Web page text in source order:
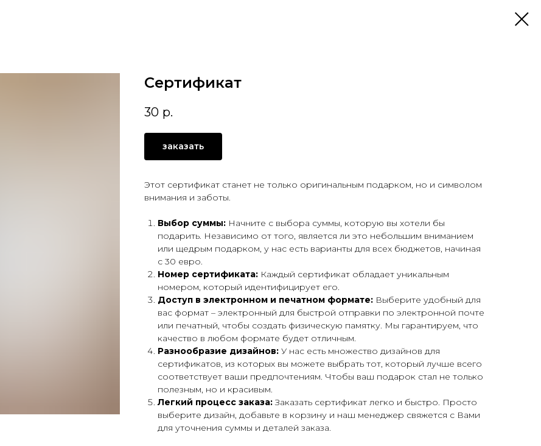
Сертификат
30 р.
заказать
Этот сертификат станет не только оригинальным подарком, но и символом
внимания и заботы.
Выбор суммы: Начните с выбора суммы, которую вы хотели бы
подарить. Независимо от того, является ли это небольшим вниманием
или щедрым подарком, у нас есть варианты для всех бюджетов, начиная
с 30 евро.
Номер сертификата: Каждый сертификат обладает уникальным
номером, который идентифицирует его.
Доступ в электронном и печатном формате: Выберите удобный для
вас формат – электронный для быстрой отправки по электронной почте
или печатный, чтобы создать физическую памятку. Мы гарантируем, что
качество в любом формате будет отличным.
Разнообразие дизайнов: У нас есть множество дизайнов для
сертификатов, из которых вы можете выбрать тот, который лучше всего
соответствует ваши предпочтениям. Чтобы ваш подарок стал не только
полезным, но и красивым.
Легкий процесс заказа:Заказать сертификат легко и быстро. Просто
выберите дизайн, добавьте в корзину и наш менеджер свяжется с Вами
для уточнения суммы и деталей заказа.